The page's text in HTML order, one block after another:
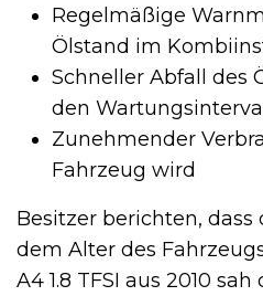
Regelmäßige
Ölstand im
Schneller Abfall des
den
Zunehmender
Fahrzeug wird
Besitzer berichten,
dem Alter des
A4 1.8 TFSI aus 2010